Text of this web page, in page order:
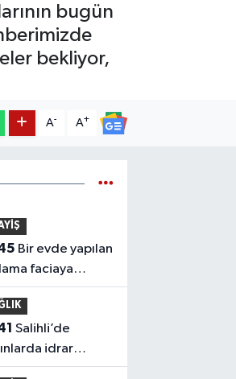
bugün
bekliyor,
A- A+
faciaya
9 yaşındaki
hayatını
Salihli’de
idrar